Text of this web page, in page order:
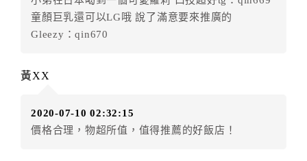
五、保留住宿權益(保留住房)
．訂房者因故辦理訂單異動，本飯店可接受
．訂房者使用「保留住宿金額」時，請注意！為避免飯
件放棄訂單（住宿權益）。 （限原訂飯店使用）
．每筆訂單異動限定乙次，限原訂飯店，異動完成後不
童顏巨乳還可以LG哦 說了滿意要來推廣的
Gleezy：qin670
黃XX
2020-07-10 02:32:15
價格合理，物超所值，值得推薦的好飯店！